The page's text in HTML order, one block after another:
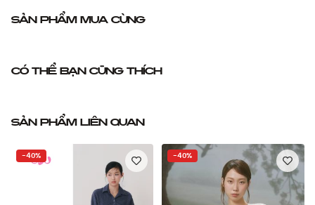
Sản phẩm mua cùng
Có thể bạn cũng thích
Sản phẩm liên quan
-40% -40%